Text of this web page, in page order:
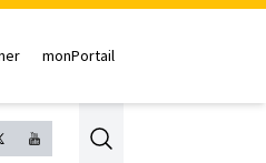
monPortail
Search